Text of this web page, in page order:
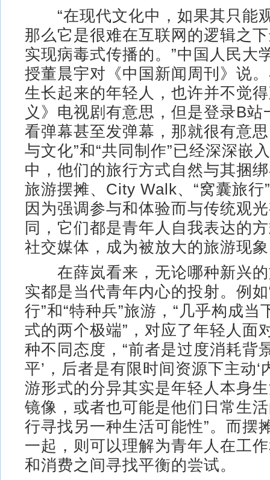
“在现代文化中，如果其只能
那么它是很难在互联网的逻辑之
实现病毒式传播的。”中国人民大
授董晨宇对《中国新闻周刊》说
生长起来的年轻人，也许并不觉
义》电视剧有意思，但是登录B站
看弹幕甚至发弹幕，那就很有意
与文化”和“共同制作”已经深深嵌
中，他们的旅行方式自然与其捆
旅游摆摊、City Walk、“窝囊旅行
因为强调参与和体验而与传统观
同，它们都是青年人自我表达的
社交媒体，成为被放大的旅游现
在薛岚看来，无论哪种新兴的
实都是当代青年内心的投射。例
行”和“特种兵”旅游，“几乎构成当
式的两个极端”，对应了年轻人面
种不同态度，“前者是过度消耗背
平’，后者是有限时间资源下主动‘
游形式的分异其实是年轻人本身
镜像，或者也可能是他们日常生
行寻找另一种生活可能性”。而摆
一起，则可以理解为青年人在工
和消费之间寻找平衡的尝试。